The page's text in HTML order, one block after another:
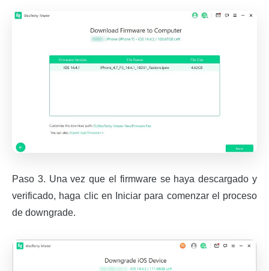
Paso 3. Una vez que el firmware se haya descargado y
verificado, haga clic en Iniciar para comenzar el proceso
de downgrade.